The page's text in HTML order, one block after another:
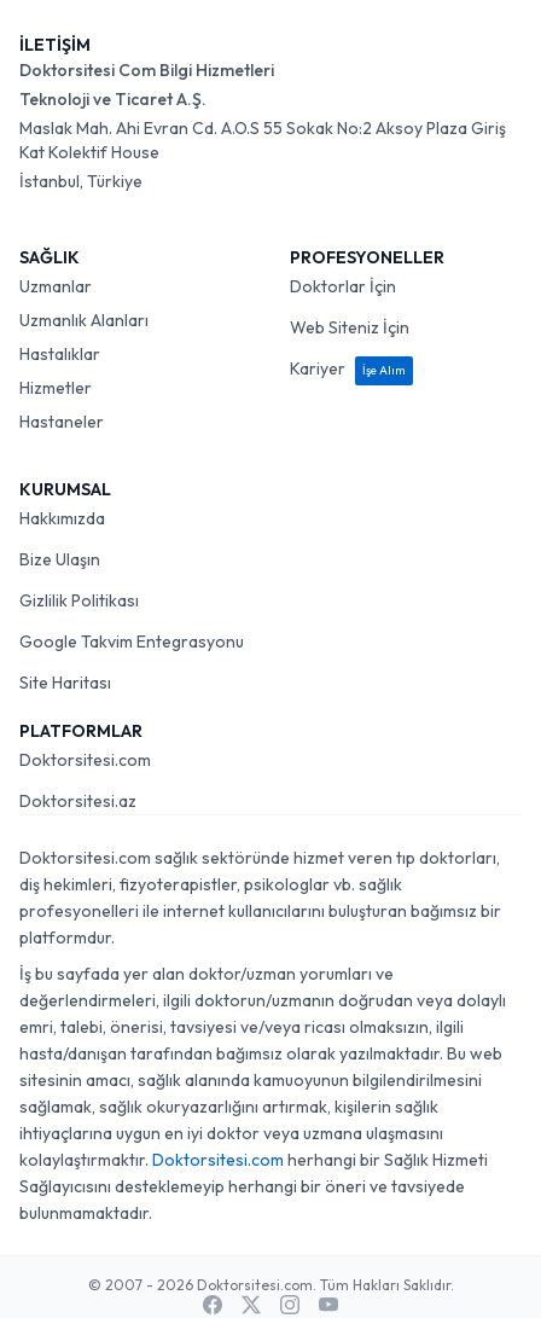
İLETİŞİM
Doktorsitesi Com Bilgi Hizmetleri
Teknoloji ve Ticaret A.Ş.
Maslak Mah. Ahi Evran Cd. A.O.S 55 Sokak No:2 Aksoy Plaza Giriş
Kat Kolektif House
İstanbul, Türkiye
SAĞLIK
Uzmanlar
Uzmanlık Alanları
Hastalıklar
Hizmetler
Hastaneler
PROFESYONELLER
Doktorlar İçin
Web Siteniz İçin
Kariyer
İşe Alım
KURUMSAL
Hakkımızda
Bize Ulaşın
Gizlilik Politikası
Google Takvim Entegrasyonu
Site Haritası
PLATFORMLAR
Doktorsitesi.com
Doktorsitesi.az
Doktorsitesi.com sağlık sektöründe hizmet veren tıp doktorları,
diş hekimleri, fizyoterapistler, psikologlar vb. sağlık
profesyonelleri ile internet kullanıcılarını buluşturan bağımsız bir
platformdur.
İş bu sayfada yer alan doktor/uzman yorumları ve
değerlendirmeleri, ilgili doktorun/uzmanın doğrudan veya dolaylı
emri, talebi, önerisi, tavsiyesi ve/veya ricası olmaksızın, ilgili
hasta/danışan tarafından bağımsız olarak yazılmaktadır. Bu web
sitesinin amacı, sağlık alanında kamuoyunun bilgilendirilmesini
sağlamak, sağlık okuryazarlığını artırmak, kişilerin sağlık
ihtiyaçlarına uygun en iyi doktor veya uzmana ulaşmasını
kolaylaştırmaktır. Doktorsitesi.com herhangi bir Sağlık Hizmeti
Sağlayıcısını desteklemeyip herhangi bir öneri ve tavsiyede
bulunmamaktadır.
© 2007 - 2026 Doktorsitesi.com. Tüm Hakları Saklıdır.